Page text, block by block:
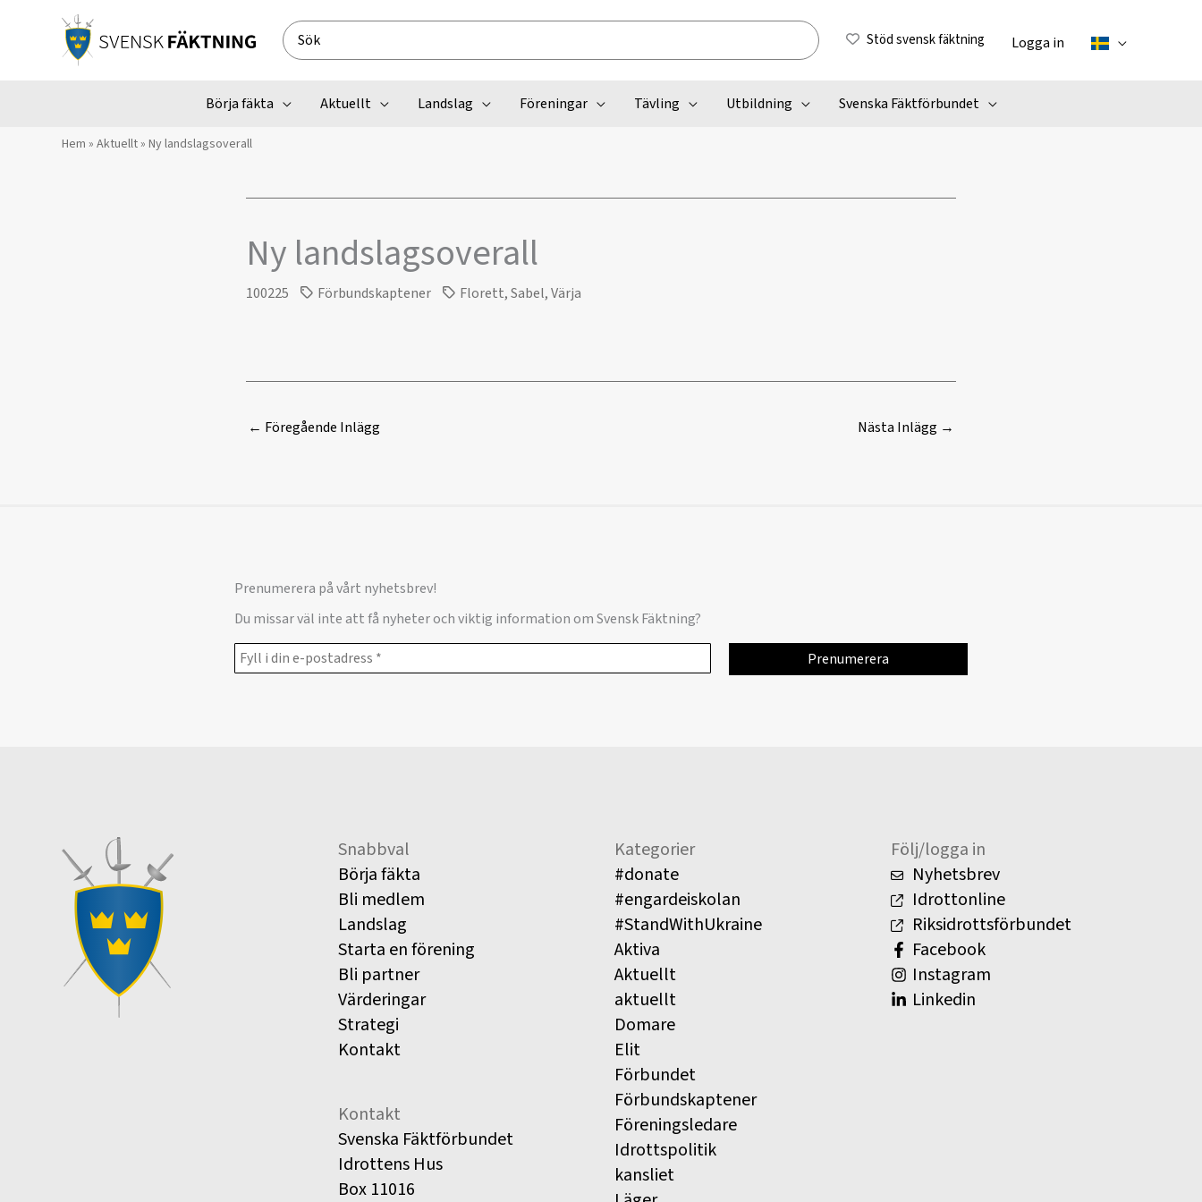
Search
for:
Stöd svensk fäktning Logga in
Börja fäkta Aktuellt Landslag Föreningar Tävling Utbildning Svenska Fäktförbundet
Hem » Aktuellt» Ny landslagsoverall
Ny landslagsoverall
100225 Förbundskaptener Florett,Sabel,Värja
← Föregående Inlägg Nästa Inlägg →
Prenumerera på vårt nyhetsbrev!
Du missar väl inte att få nyheter och viktig information om Svensk Fäktning?
Snabbval
Börja fäkta
Bli medlem
Landslag
Starta en förening
Bli partner
Värderingar
Strategi
Kontakt
Kontakt
Svenska Fäktförbundet
Idrottens Hus
Box 11016
Kategorier
#donate
#engardeiskolan
#StandWithUkraine
Aktiva
Aktuellt
aktuellt
Domare
Elit
Förbundet
Förbundskaptener
Föreningsledare
Idrottspolitik
kansliet
Följ/logga in
Nyhetsbrev
Idrottonline
Riksidrottsförbundet
Facebook
Instagram
Linkedin